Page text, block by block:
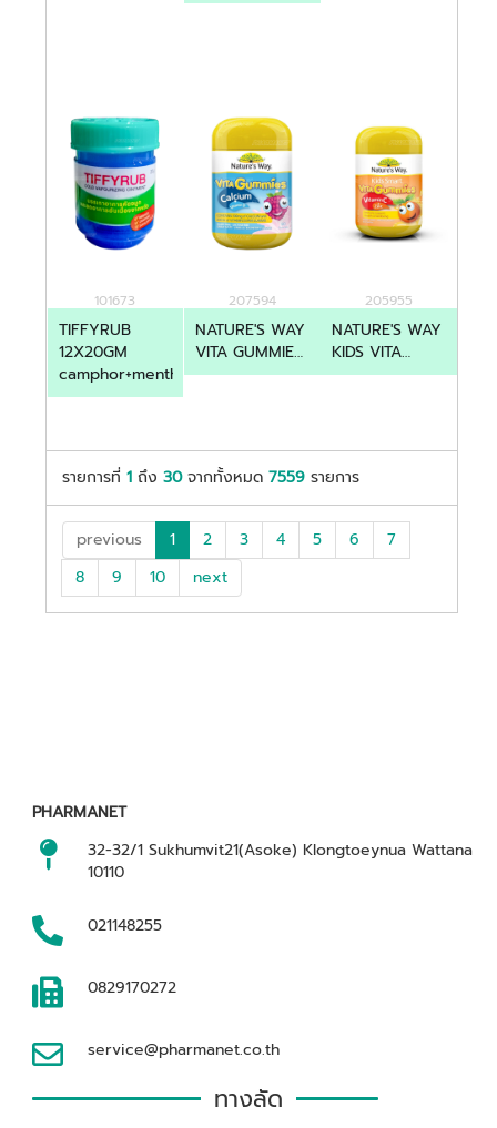
101673
TIFFYRUB
12X20GM
camphor+menthol
207594
NATURE'S WAY
VITA GUMMIES
CALCIUM
205955
NATURE'S WAY
KIDS VITA
GUMMIES
รายการที่ 1 ถึง 30จากทั้งหมด 7559 รายการ
previous 1 2 3 4 5 6
7
8
9 10 next
PHARMANET
32-32/1 Sukhumvit21(Asoke) Klongtoeynua Wattana
10110
021148255
0829170272
service@pharmanet.co.th
ทางลัด